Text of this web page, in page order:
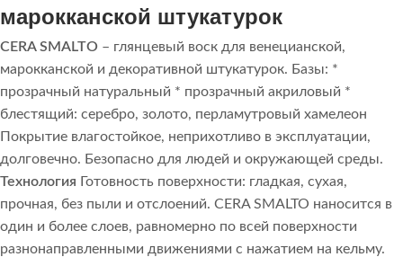
марокканской штукатурок
CERA SMALTO – глянцевый воск для венецианской,
марокканской и декоративной штукатурок. Базы: *
прозрачный натуральный * прозрачный акриловый *
блестящий: серебро, золото, перламутровый хамелеон
Покрытие влагостойкое, неприхотливо в эксплуатации,
долговечно. Безопасно для людей и окружающей среды.
Технология Готовность поверхности: гладкая, сухая,
прочная, без пыли и отслоений. CERA SMALTO наносится в
один и более слоев, равномерно по всей поверхности
разнонаправленными движениями с нажатием на кельму.